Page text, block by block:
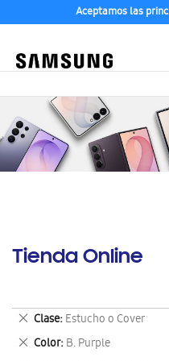
Aceptamos las
Tienda Online
Clase Estucho o Cover
Eliminar
este
artículo
Color B. Purple
Eliminar